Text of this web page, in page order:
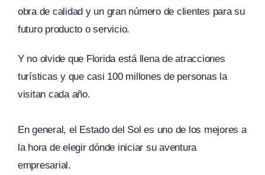
obra de calidad y un gran número de clientes para su
futuro producto o servicio.
Y no olvide que Florida está llena de atracciones
turísticas y que casi 100 millones de personas la
visitan cada año.
En general, el Estado del Sol es uno de los mejores a
la hora de elegir dónde iniciar su aventura
empresarial.